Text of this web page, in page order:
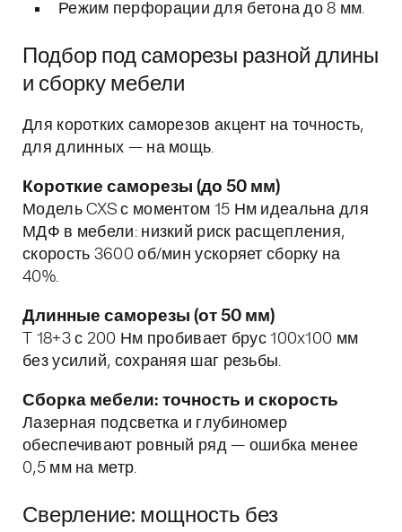
Режим перфорации для бетона до 8 мм.
Подбор под саморезы разной длины
и сборку мебели
Для коротких саморезов акцент на точность,
для длинных — на мощь.
Короткие саморезы (до 50 мм)
Модель CXS с моментом 15 Нм идеальна для
МДФ в мебели: низкий риск расщепления,
скорость 3600 об/мин ускоряет сборку на
40%.
Длинные саморезы (от 50 мм)
T 18+3 с 200 Нм пробивает брус 100x100 мм
без усилий, сохраняя шаг резьбы.
Сборка мебели: точность и скорость
Лазерная подсветка и глубиномер
обеспечивают ровный ряд — ошибка менее
0,5 мм на метр.
Сверление: мощность без